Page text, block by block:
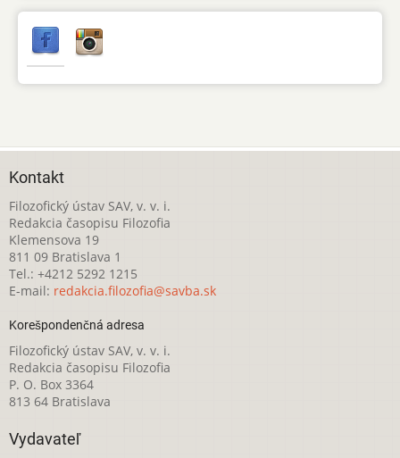
Kontakt
Filozofický ústav SAV, v. v. i.
Redakcia časopisu Filozofia
Klemensova 19
811 09 Bratislava 1
Tel.: +4212 5292 1215
E-mail: redakcia.filozofia@savba.sk
Korešpondenčná adresa
Filozofický ústav SAV, v. v. i.
Redakcia časopisu Filozofia
P. O. Box 3364
813 64 Bratislava
Vydavateľ